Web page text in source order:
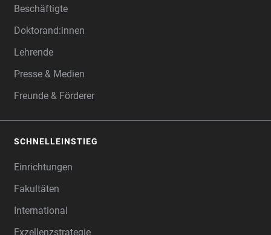
Beschäftigte
Doktorand:innen
Lehrende
Presse & Medien
Freunde & Förderer
SCHNELLEINSTIEG
Einrichtungen
Fakultäten
International
Exzellenzstrategie